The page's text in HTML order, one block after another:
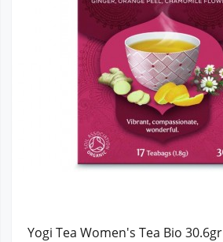
Yogi Tea Women's Tea Bio 30.6gr